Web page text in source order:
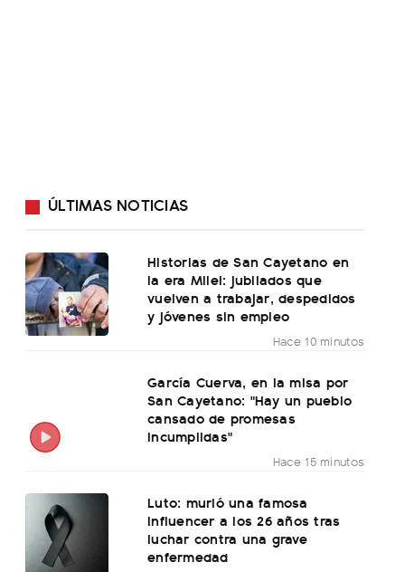
ÚLTIMAS NOTICIAS
Historias de San Cayetano en
la era Milei: jubilados que
vuelven a trabajar, despedidos
y jóvenes sin empleo
Hace 10 minutos
García Cuerva, en la misa por
San Cayetano: "Hay un pueblo
cansado de promesas
incumplidas"
Hace 15 minutos
Luto: murió una famosa
influencer a los 26 años tras
luchar contra una grave
enfermedad